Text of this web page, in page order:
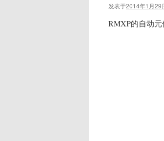
发表于2014年1月29
RMXP的自动元